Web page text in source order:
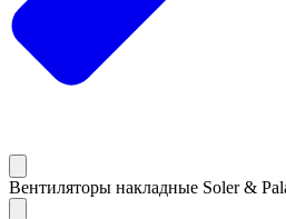
Вентиляторы накладные Soler &